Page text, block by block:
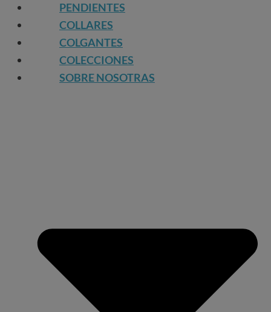
PENDIENTES
COLLARES
COLGANTES
COLECCIONES
SOBRE NOSOTRAS